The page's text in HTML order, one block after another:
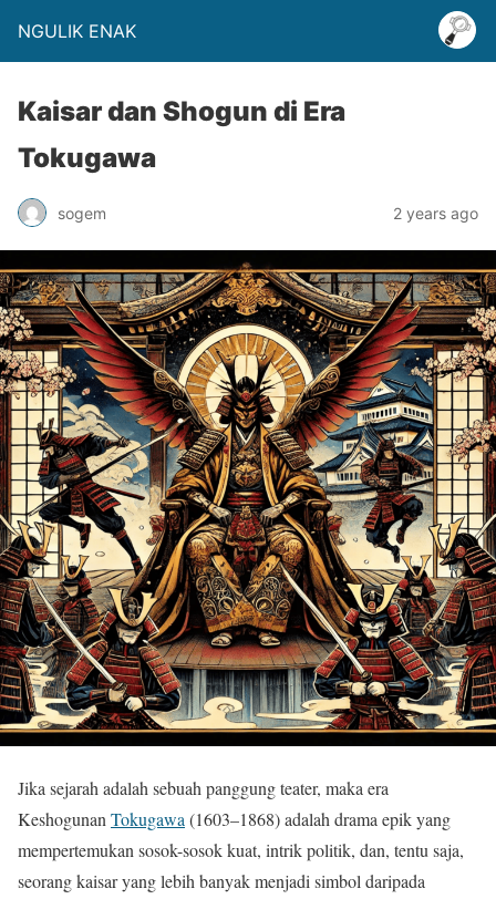
NGULIK ENAK
Kaisar dan Shogun di Era
Tokugawa
sogem 2 years ago
Jika sejarah adalah sebuah panggung teater, maka era
Keshogunan Tokugawa (1603–1868) adalah drama epik yang
mempertemukan sosok-sosok kuat, intrik politik, dan, tentu saja,
seorang kaisar yang lebih banyak menjadi simbol daripada